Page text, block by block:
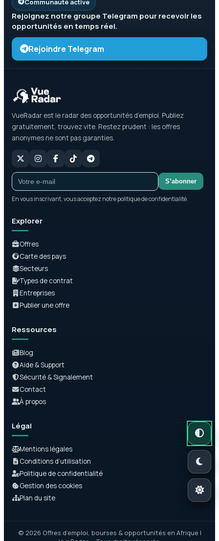
Communauté active
Rejoignez notre groupe Telegram pour recevoir les
opportunités en temps réel.
Rejoindre Telegram
VueRadar est le radar des opportunités d’emploi. Publiez
gratuitement, trouvez vite. Restez prudent : les offres
anonymes ne sont pas garanties.
S’abonner
En vous inscrivant, vous acceptez notre politique de confidentialité.
Explorer
Offres
Carte des pays
Secteurs
Types de contrat
Entreprises
Publier une offre
Ressources
Blog
Aide & Support
Sécurité & Signalement
Contact
À propos
Légal
Mentions légales
Conditions d’utilisation
Politique de confidentialité
Gestion des cookies
Plan du site
© 2026 Offres d’emploi, bourses & opportunités en Afrique |
Mode
Mode
Mode clair